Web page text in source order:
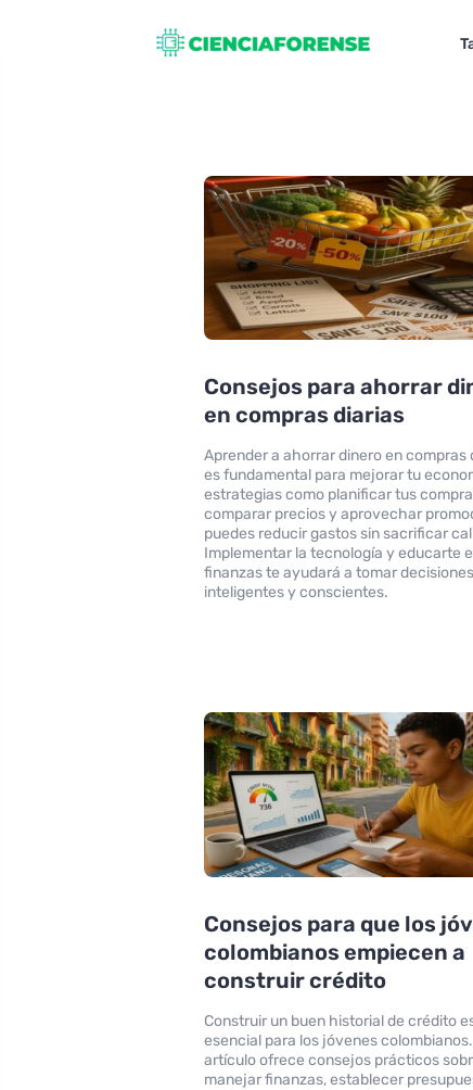
Consejos para ahorrar
en compras diarias
Aprender a ahorrar dinero en compras
es fundamental para mejorar tu
estrategias como planificar tus
comparar precios y aprovechar
puedes reducir gastos sin sacrificar
Implementar la tecnología y educarte
finanzas te ayudará a tomar
inteligentes y conscientes.
Consejos para que los
colombianos empiecen a
construir crédito
Construir un buen historial de crédito
esencial para los jóvenes
artículo ofrece consejos prácticos
manejar finanzas, establecer